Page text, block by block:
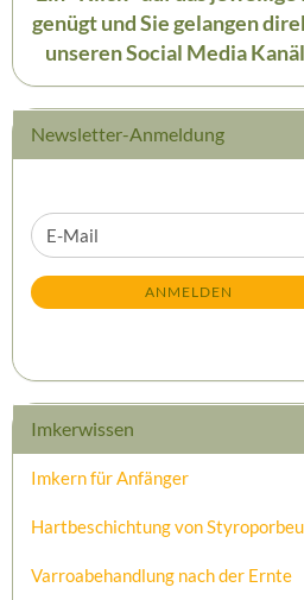
genügt und Sie gelangen
unseren Social Media
Newsletter-Anmeldung
WEITER
ZUR
NEWSLETTER-
ANMELDUNG
E-
Mail
ANMELDEN
Imkerwissen
Imkern für Anfänger
Hartbeschichtung von
Varroabehandlung nach der Ernte